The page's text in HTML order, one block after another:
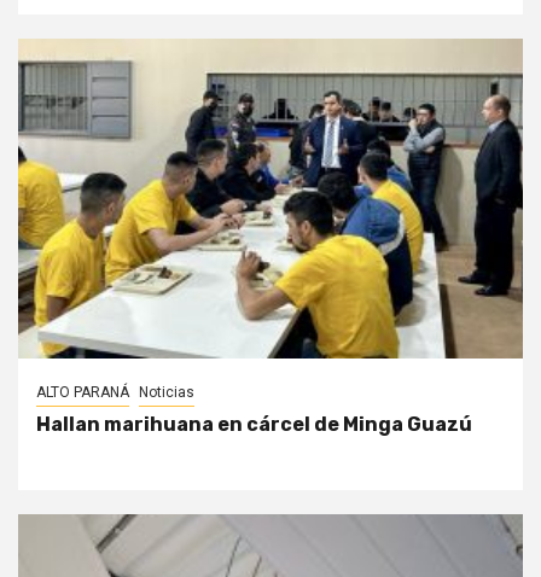
ALTO PARANÁ Noticias
Hallan marihuana en cárcel de Minga Guazú